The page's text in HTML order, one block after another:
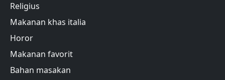
Religius
Makanan khas italia
Horor
Makanan favorit
Bahan masakan